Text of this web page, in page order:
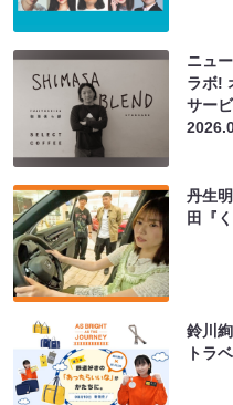
ニュ
ラボ!
サー
丹生
田『
鈴川
トラ